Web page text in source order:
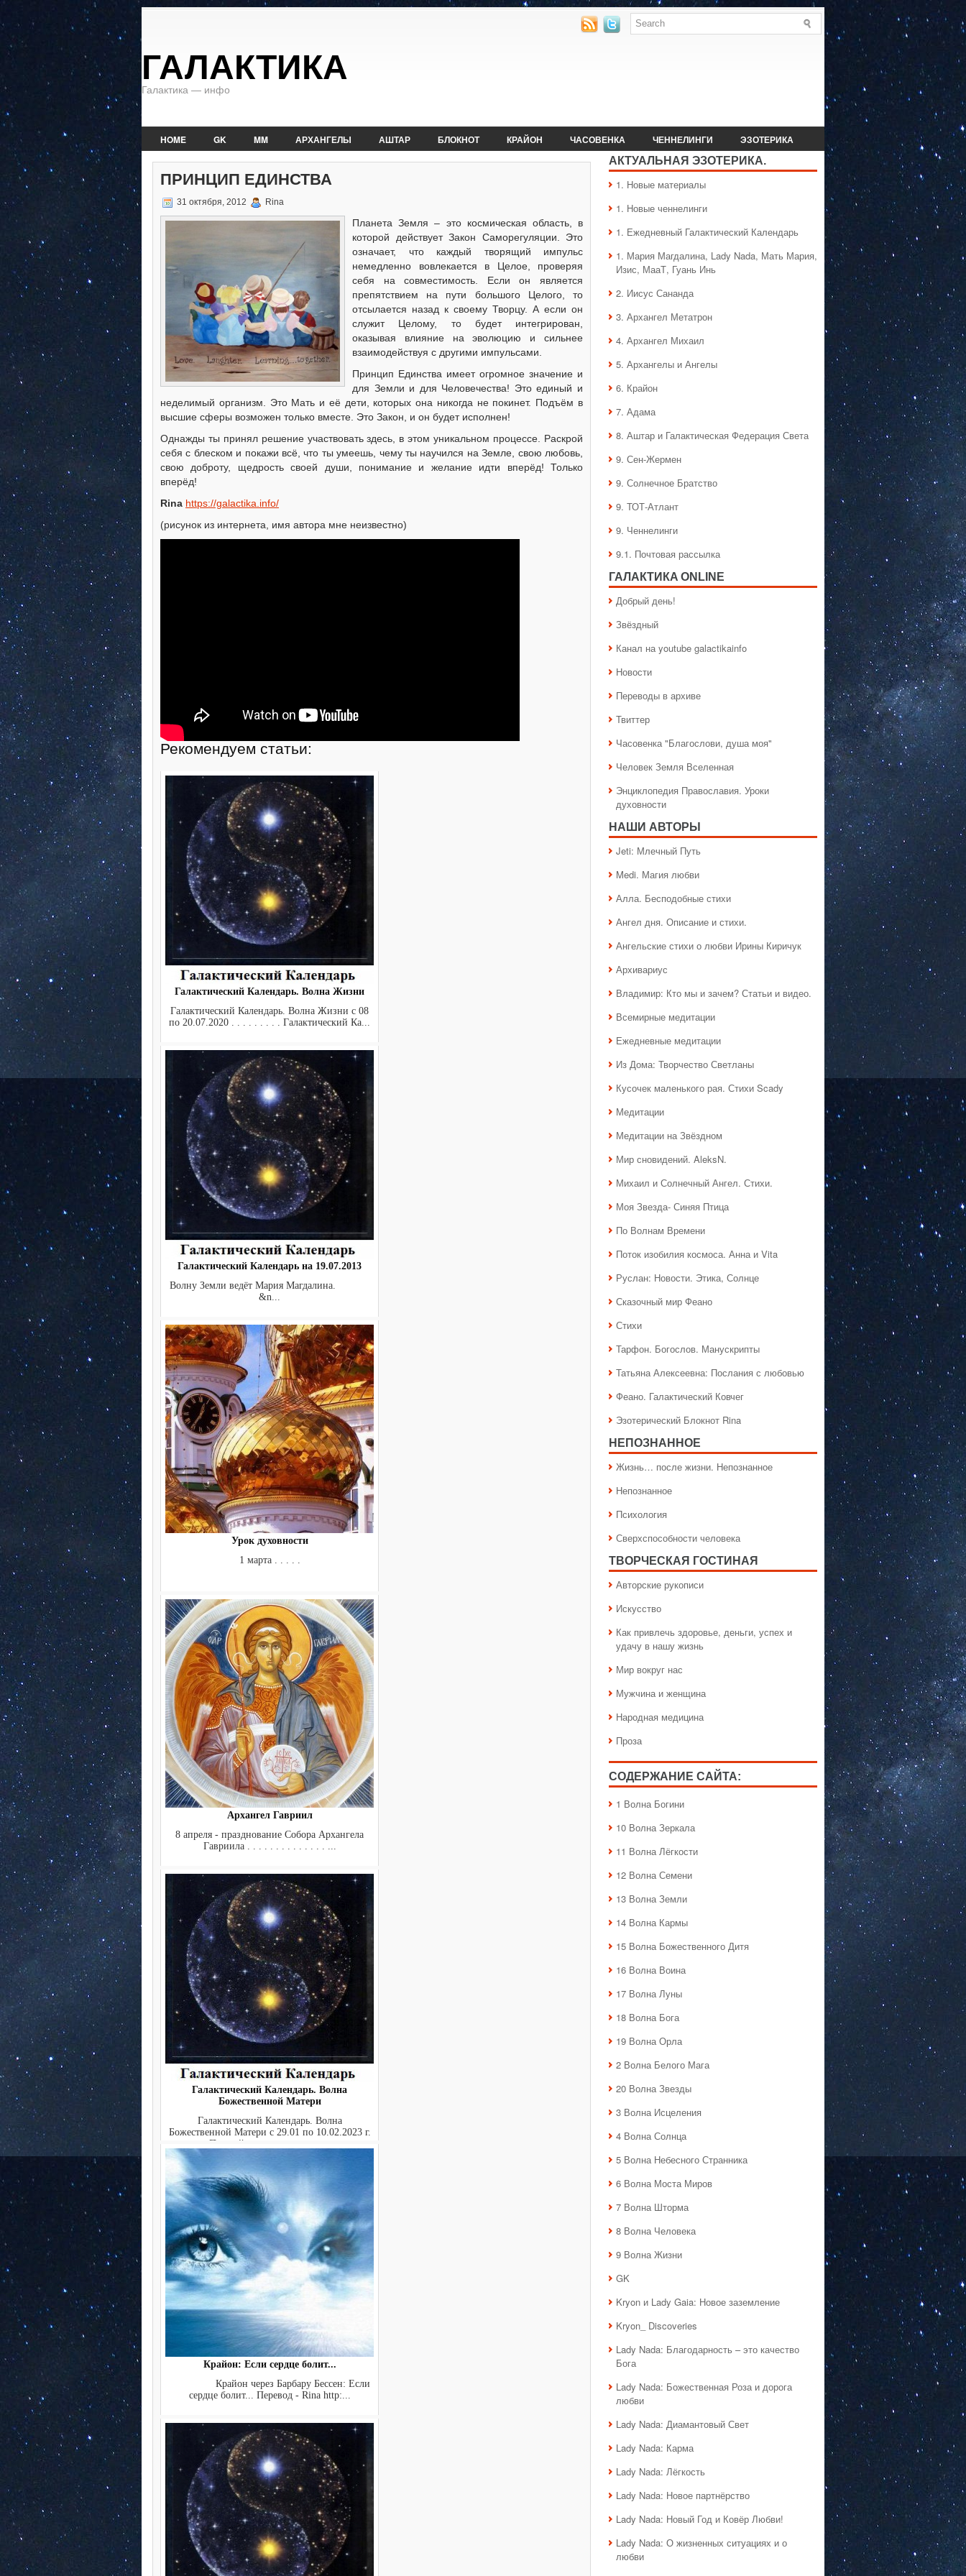
ГАЛАКТИКА
Галактика — инфо
HOME GK MM АРХАНГЕЛЫ АШТАР БЛОКНОТ КРАЙОН ЧАСОВЕНКА ЧЕННЕЛИНГИ ЭЗОТЕРИКА
ПРИНЦИП ЕДИНСТВА
31 октября, 2012 Rina
Планета Земля – это космическая область, в
которой действует Закон Саморегуляции. Это
означает, что каждый творящий импульс
немедленно вовлекается в Целое, проверяя
себя на совместимость. Если он является
препятствием на пути большого Целого, то
отсылается назад к своему Творцу. А если он
служит Целому, то будет интегрирован,
оказывая влияние на эволюцию и сильнее
взаимодействуя с другими импульсами.
Принцип Единства имеет огромное значение и
для Земли и для Человечества! Это единый и
неделимый организм. Это Мать и её дети, которых она никогда не покинет. Подъём в
высшие сферы возможен только вместе. Это Закон, и он будет исполнен!
Однажды ты принял решение участвовать здесь, в этом уникальном процессе. Раскрой
себя с блеском и покажи всё, что ты умеешь, чему ты научился на Земле, свою любовь,
свою доброту, щедрость своей души, понимание и желание идти вперёд! Только
вперёд!
Rina https://galactika.info/
(рисунок из интернета, имя автора мне неизвестно)
Рекомендуем статьи:
Галактический Календарь. Волна Жизни
Галактический Календарь. Волна Жизни с 08
по 20.07.2020 . . . . . . . . . Галактический Ка...
Галактический Календарь на 19.07.2013
Волну Земли ведёт Мария Магдалина.
&n...
Урок духовности
1 марта . . . . .
Архангел Гавриил
8 апреля - празднование Собора Архангела
Гавриила . . . . . . . . . . . . . . ...
Галактический Календарь. Волна
Божественной Матери
Галактический Календарь. Волна
Божественной Матери с 29.01 по 10.02.2023 г.
Полный текст ежедневно:...
Крайон: Если сердце болит...
Крайон через Барбару Бессен: Если
сердце болит... Перевод - Rina http:...
АКТУАЛЬНАЯ ЭЗОТЕРИКА.
1. Hовые материалы
1. Hовые ченнелинги
1. Ежедневный Галактический Календарь
1. Мария Магдалина, Lady Nada, Мать Мария,
Изис, МааТ, Гуань Инь
2. Иисус Сананда
3. Архангел Метатрон
4. Архангел Михаил
5. Архангелы и Ангелы
6. Крайон
7. Адама
8. Аштар и Галактическая Федерация Света
9. Сен-Жермен
9. Солнечное Братство
9. ТОТ-Атлант
9. Ченнелинги
9.1. Почтовая рассылка
ГАЛАКТИКA ONLINE
Добрый день!
Звёздный
Канал на youtube galactikainfo
Новости
Переводы в архиве
Твиттер
Часовенка "Благослови, душа моя"
Человек Земля Вселенная
Энциклопедия Православия. Уроки
духовности
НАШИ АВТОРЫ
Jeti: Млечный Путь
Medi. Магия любви
Алла. Бесподобные стихи
Ангел дня. Описание и стихи.
Ангельские стихи о любви Ирины Киричук
Архивариус
Владимир: Кто мы и зачем? Статьи и видео.
Всемирные медитации
Ежедневные медитации
Из Дома: Творчество Светланы
Кусочек маленького рая. Стихи Scady
Медитации
Медитации на Звёздном
Мир сновидений. AleksN.
Михаил и Солнечный Ангел. Стихи.
Моя Звезда- Синяя Птица
По Волнам Времени
Поток изобилия космоса. Анна и Vita
Руслан: Новости. Этика, Солнце
Сказочный мир Феано
Стихи
Тарфон. Богослов. Манускрипты
Татьяна Алексеевна: Послания с любовью
Феано. Галактический Ковчег
Эзотерический Блокнот Rina
НЕПОЗНАННОЕ
Жизнь… после жизни. Непознанное
Непознанное
Психология
Сверхспособности человека
ТВОРЧЕСКАЯ ГОСТИНАЯ
Авторские рукописи
Искусство
Как привлечь здоровье, деньги, успех и
удачу в нашу жизнь
Мир вокруг нас
Мужчина и женщина
Народная медицина
Проза
СОДЕРЖАНИЕ САЙТА:
1 Волна Богини
10 Волна Зеркала
11 Волна Лёгкости
12 Волна Семени
13 Волна Земли
14 Волна Кармы
15 Волна Божественного Дитя
16 Волна Воина
17 Волна Луны
18 Волна Бога
19 Волна Орла
2 Волна Белого Мага
20 Волна Звезды
3 Волна Исцеления
4 Волна Солнца
5 Волна Небесного Странника
6 Волна Моста Миров
7 Волна Шторма
8 Волна Человека
9 Волна Жизни
GK
Kryon и Lady Gaia: Новое заземление
Kryon_ Discoveries
Lady Nada: Благодарность – это качество
Бога
Lady Nada: Божественная Роза и дорога
любви
Lady Nada: Диамантовый Свет
Lady Nada: Карма
Lady Nada: Лёгкость
Lady Nada: Новое партнёрство
Lady Nada: Новый Год и Ковёр Любви!
Lady Nada: О жизненных ситуациях и о
любви